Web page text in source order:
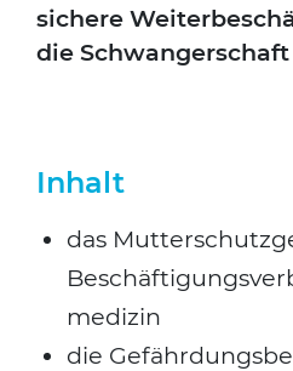
siche­re
die
Inhalt
das
me­di­zin
die